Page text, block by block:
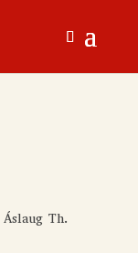
Áslaug Th.